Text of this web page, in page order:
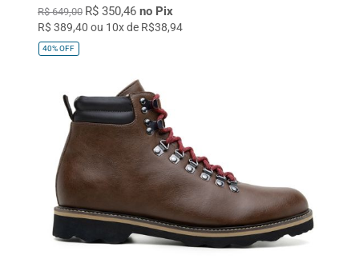
R$ 649,00 R$ 350,46 no Pix
R$ 389,40 ou 10x de R$38,94
40%OFF